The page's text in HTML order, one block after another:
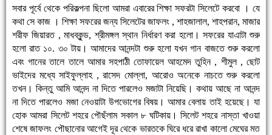
সবার পূর্বে থেকে পরিকল্পনা ছিলো আমরা এবারের শিক্ষা সফরটা সিলেটে করবো । যে
কথা সে কাজ । শিক্ষা সফরের জন্য সিলেটের জাফলং , শাহজালাল, শাহপরান, মাজার
শরীফ জিয়ারত , মাধবকুন্ড, শ্রীমঙ্গল স্থান নির্ধারণ করা হলো। সফরের যাএাটা শুরু
হলো রাত ১০. ৩০ টায়। আমাদের আনন্দটা শুরু হলো যখন গান বাজতে শুরু করলো
এবং গানের তালে তালে আমার সহপাঠী তোফায়েল আহমেদ তুহিন , শীমুল , ছোট
ভাইদের মধ্যে সাইফুল্লাহ , রাসেদ মোল্লা, আরোও অনেকে নাচতে শুরু করলো
তখন। কিন্তু আমি আনন্দ না দিতে পারলেও মজাটা নিয়েছি। কথায় আছে না আনন্দ
না দিতে পারলেও মজা নেওয়াটা উপভোগের বিষয়। আমার বেলায় তাই হয়েছে। যা
হোক আমরা সিলেট শহরে পৌছঁলাম সকাল ৮ ঘটিকায়। সিলেট শহরে নাস্তা খাওয়া
শেষে জাফলং পৌছানোর আগেই দূর থেকে ভারতকে ঘিরে ধরে রাখা কালো মেঘের মত